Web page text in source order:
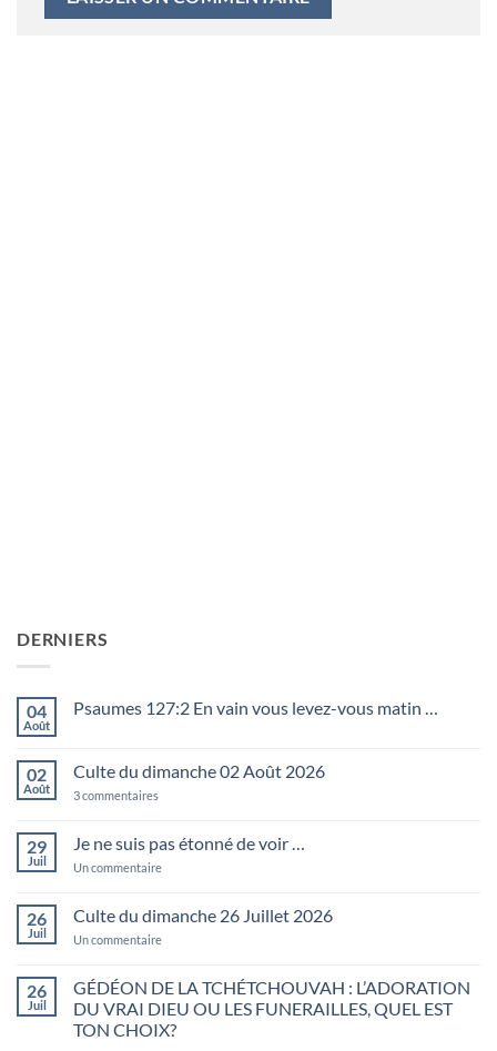
DERNIERS
04
Août
Psaumes 127:2 En vain vous levez-vous matin …
Psaumes
En
levez-
matin
02
Août
Culte du dimanche 02 Août 2026
3 commentaires
dimanche
02
Août
29
Juil
Je ne suis pas étonné de voir …
Un commentairesur
pas
étonné
…
26
Juil
Culte du dimanche 26 Juillet 2026
Un commentairesur
dimanche
26
Juillet
2026
26
Juil
GÉDÉON DE LA TCHÉTCHOUVAH : L’ADORATION
DU VRAI DIEU OU LES FUNERAILLES, QUEL EST
TON CHOIX?